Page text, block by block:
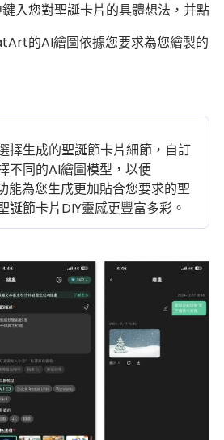
鍵入您對聖誕卡片的具體想法，并點
的AI繪圖依據您要求為您繪製的
擇生成的聖誕節卡片細節，自訂
不同的AI繪圖模型，以便
為您生成更加貼合您要求的聖
誕節卡片DIY靈感更豐富多彩。